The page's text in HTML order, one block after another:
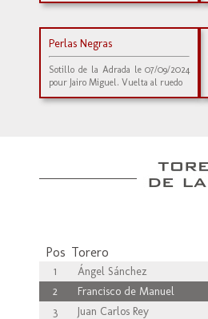
Perlas Negras
Sotillo de la Adrada le 07/09/2024
pour Jairo Miguel. Vuelta al ruedo
Pos Torero
1 Ángel Sánchez
2
Francisco de Manuel
3
Juan Carlos Rey